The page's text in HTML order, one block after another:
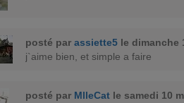
posté par assiette5 le dimanche
j`aime bien, et simple a faire
posté par MlleCat le samedi 10